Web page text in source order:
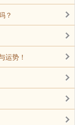
？
运势！